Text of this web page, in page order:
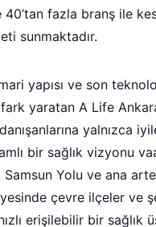
40’tan fazla branş ile
sunmaktadır.
yapısı ve son
yaratan A Life
yalnızca
bir sağlık vizyonu
Yolu ve ana
çevre ilçeler ve
erişilebilir bir sağlık